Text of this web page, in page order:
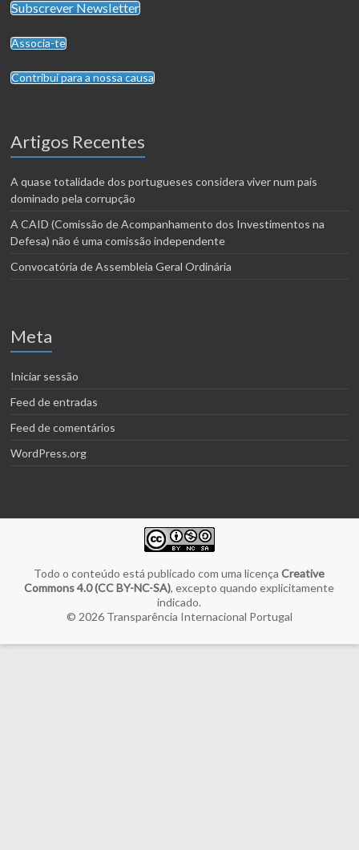
Subscrever Newsletter
Associa-te
Contribui para a nossa causa
Artigos Recentes
A quase totalidade dos portugueses considera viver num país
dominado pela corrupção
A CAID (Comissão de Acompanhamento dos Investimentos na
Defesa) não é uma comissão independente
Convocatória de Assembleia Geral Ordinária
Meta
Iniciar sessão
Feed de entradas
Feed de comentários
WordPress.org
Todo o conteúdo está publicado com uma licençaCreative
Commons 4.0 (CC BY-NC-SA), excepto quando explicitamente
indicado.
© 2026 Transparência Internacional Portugal